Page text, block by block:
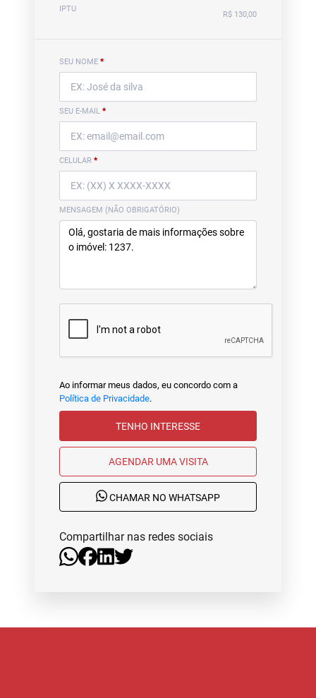
IPTU
R$ 130,00
SEU NOME *
SEU E-MAIL *
CELULAR *
MENSAGEM (NÃO OBRIGATÓRIO)
Ao informar meus dados, eu concordo com a
Política de Privacidade.
TENHO INTERESSE
AGENDAR UMA VISITA
CHAMAR NO WHATSAPP
Compartilhar nas redes sociais